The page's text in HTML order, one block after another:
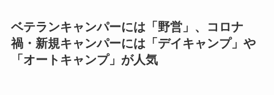
ベテランキャンパーには「野営」、コロナ
禍・新規キャンパーには「デイキャンプ」や
「オートキャンプ」が人気